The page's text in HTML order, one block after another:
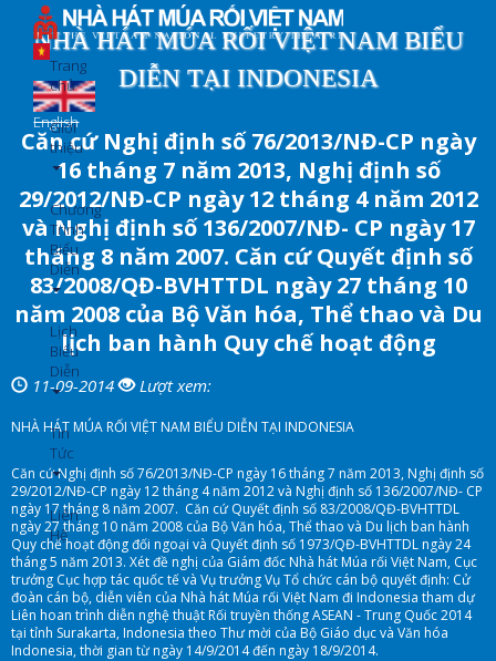
dung
English
Trang
chủ
Giới
thiệu
Chương
Trình
Biểu
Diễn
Lịch
Biểu
Diễn
Tin
Tức
Liên
Hệ
NHÀ HÁT MÚA RỐI VIỆT NAM BIỂU
DIỄN TẠI INDONESIA
Căn cứ Nghị định số 76/2013/NĐ-CP ngày
16 tháng 7 năm 2013, Nghị định số
29/2012/NĐ-CP ngày 12 tháng 4 năm 2012
và Nghị định số 136/2007/NĐ- CP ngày 17
tháng 8 năm 2007. Căn cứ Quyết định số
83/2008/QĐ-BVHTTDL ngày 27 tháng 10
năm 2008 của Bộ Văn hóa, Thể thao và Du
lịch ban hành Quy chế hoạt động
11-09-2014 Lượt xem:
NHÀ HÁT MÚA RỐI VIỆT NAM BIỂU DIỄN TẠI INDONESIA
Căn cứ Nghị định số 76/2013/NĐ-CP ngày 16 tháng 7 năm 2013, Nghị định số
29/2012/NĐ-CP ngày 12 tháng 4 năm 2012 và Nghị định số 136/2007/NĐ- CP
ngày 17 tháng 8 năm 2007. Căn cứ Quyết định số 83/2008/QĐ-BVHTTDL
ngày 27 tháng 10 năm 2008 của Bộ Văn hóa, Thể thao và Du lịch ban hành
Quy chế hoạt động đối ngoại và Quyết định số 1973/QĐ-BVHTTDL ngày 24
tháng 5 năm 2013. Xét đề nghị của Giám đốc Nhà hát Múa rối Việt Nam, Cục
trưởng Cục hợp tác quốc tế và Vụ trưởng Vụ Tổ chức cán bộ quyết định: Cử
đoàn cán bộ, diễn viên của Nhà hát Múa rối Việt Nam đi Indonesia tham dự
Liên hoan trình diễn nghệ thuật Rối truyền thống ASEAN - Trung Quốc 2014
tại tỉnh Surakarta, Indonesia theo Thư mời của Bộ Giáo dục và Văn hóa
Indonesia, thời gian từ ngày 14/9/2014 đến ngày 18/9/2014.